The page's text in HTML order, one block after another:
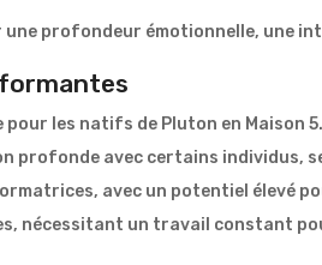
profondeur émotionnelle, une
les natifs de Pluton en Maison 5.
profonde avec certains individus,
avec un potentiel élevé
nécessitant un travail constant